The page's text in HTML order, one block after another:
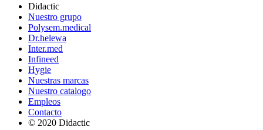
Didactic
Nuestro grupo
Polysem.medical
Dr.helewa
Inter.med
Infineed
Hygie
Nuestras marcas
Nuestro catalogo
Empleos
Contacto
© 2020 Didactic